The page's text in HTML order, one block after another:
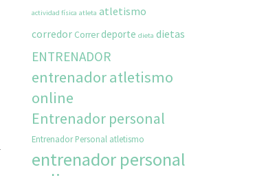
actividad física atleta atletismo
corredor Correr deporte dieta dietas
ENTRENADOR
entrenador atletismo
online
Entrenador personal
Entrenador Personal atletismo
entrenador personal